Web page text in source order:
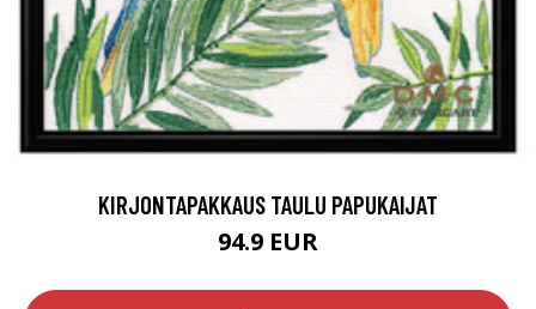
KIRJONTAPAKKAUS TAULU PAPUKAIJAT
94.9 EUR